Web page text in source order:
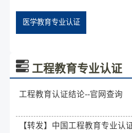
医学教育专业认证
工程教育专业认证
工程教育认证结论--官网查询
【转发】中国工程教育专业认